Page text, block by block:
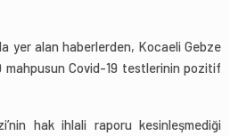
yer alan haberlerden, Kocaeli Gebze
mahpusun Covid-19 testlerinin pozitif
hak ihlali raporu kesinleşmediği